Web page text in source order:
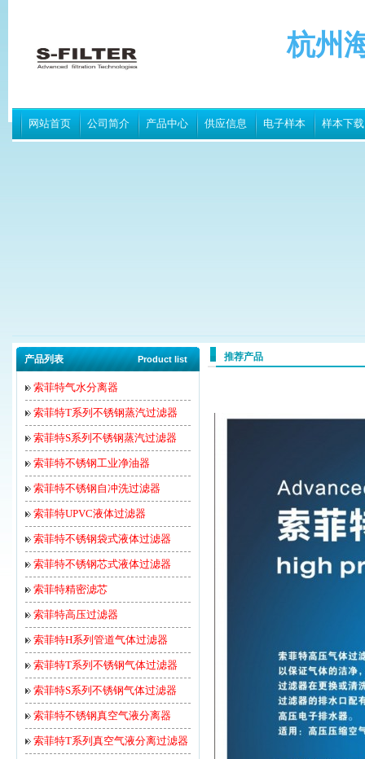
杭州
网站首页 公司简介 产品中心 供应信息 电子样本 样本下载
Product list
产品列表
索菲特气水分离器
索菲特T系列不锈钢蒸汽过滤器
索菲特S系列不锈钢蒸汽过滤器
索菲特不锈钢工业净油器
索菲特不锈钢自冲洗过滤器
索菲特UPVC液体过滤器
索菲特不锈钢袋式液体过滤器
索菲特不锈钢芯式液体过滤器
索菲特精密滤芯
索菲特高压过滤器
索菲特H系列管道气体过滤器
索菲特T系列不锈钢气体过滤器
索菲特S系列不锈钢气体过滤器
索菲特不锈钢真空气液分离器
索菲特T系列真空气液分离过滤器
推荐产品